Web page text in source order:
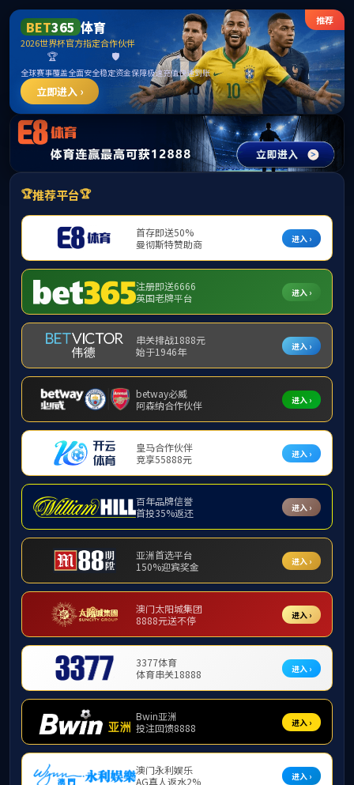
中国·yl8cc永利(集团)官方网站-Officials
Website
专题专栏
当前位置:首页>>专题专栏
共0条 上页 1